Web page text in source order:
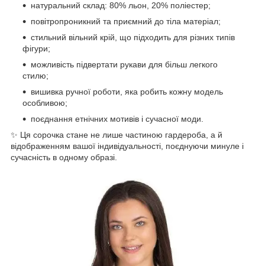
натуральний склад: 80% льон, 20% поліестер;
повітропроникний та приємний до тіла матеріал;
стильний вільний крій, що підходить для різних типів
фігури;
можливість підвертати рукави для більш легкого
стилю;
вишивка ручної роботи, яка робить кожну модель
особливою;
поєднання етнічних мотивів і сучасної моди.
✨ Ця сорочка стане не лише частиною гардероба, а й
відображенням вашої індивідуальності, поєднуючи минуле і
сучасність в одному образі.